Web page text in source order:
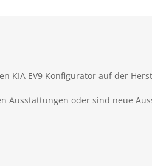
KIA EV9 Konfigurator auf der
Ausstattungen oder sind neue